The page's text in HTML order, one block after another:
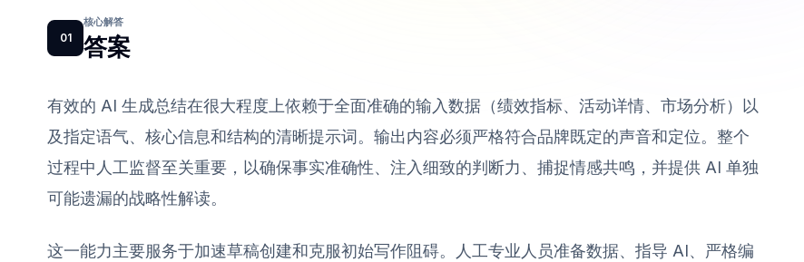
01
核心解答
答案
有效的 AI 生成总结在很大程度上依赖于全面准确的输入数据（绩效指标、活动详情、市场分析）以
及指定语气、核心信息和结构的清晰提示词。输出内容必须严格符合品牌既定的声音和定位。整个
过程中人工监督至关重要，以确保事实准确性、注入细致的判断力、捕捉情感共鸣，并提供 AI 单独
可能遗漏的战略性解读。
这一能力主要服务于加速草稿创建和克服初始写作阻碍。人工专业人员准备数据、指导 AI、严格编